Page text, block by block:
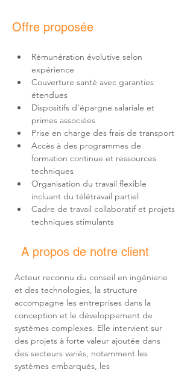
Offre proposée
Rémunération évolutive selon
Couverture santé avec garanties
Dispositifs d’épargne salariale et
Accès à des programmes de
formation continue et ressources
Organisation du travail flexible
Cadre de travail collaboratif et projets
techniques stimulants
A propos de notre client
Acteur reconnu du conseil en ingénierie
et des technologies, la structure
accompagne les entreprises dans la
conception et le développement de
systèmes complexes. Elle intervient sur
des projets à forte valeur ajoutée dans
des secteurs variés, notamment les
systèmes embarqués, les